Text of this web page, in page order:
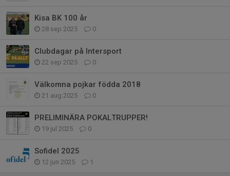
Kisa BK 100 år
28 sep 2025 0
Clubdagar på Intersport
22 sep 2025 0
Välkomna pojkar födda 2018
21 aug 2025 0
PRELIMINÄRA POKALTRUPPER!
19 jul 2025 0
Sofidel 2025
12 jun 2025 1